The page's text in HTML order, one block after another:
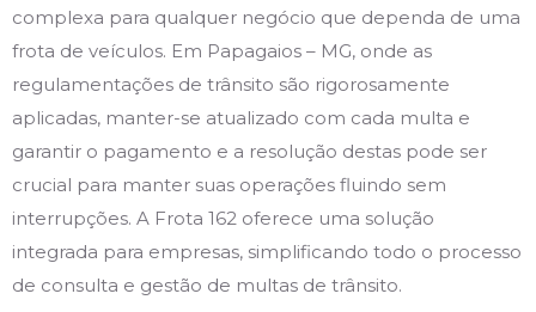
complexa para qualquer negócio que dependa de uma
frota de veículos. Em Papagaios – MG, onde as
regulamentações de trânsito são rigorosamente
aplicadas, manter-se atualizado com cada multa e
garantir o pagamento e a resolução destas pode ser
crucial para manter suas operações fluindo sem
interrupções. A Frota 162 oferece uma solução
integrada para empresas, simplificando todo o processo
de consulta e gestão de multas de trânsito.